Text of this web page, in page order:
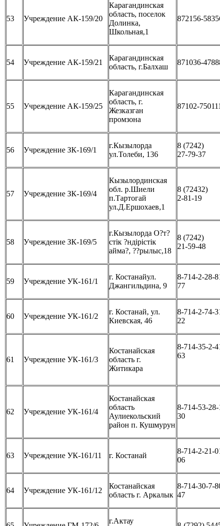
53 Учреждение АК-159/20
Карагандинская
область, поселок
Долинка,
Школьная,1
872156-
54 Учреждение АК-159/21
Карагандинская
область, г.Балхаш
871036-
55 Учреждение АК-159/25
Карагандинская
область, г.
Жезказган
промзона
87102-
56 Учреждение ЗК-169/1
г.Кызылорда
ул.Толеби, 136
8 (7242)
27-79-37
57 Учреждение ЗК-169/4
Кызылординская
обл. р.Шиели
п.Тартогай
ул.Д.Ершохаев,1
8 (72432)
2-81-19
58 Учреждение ЗК-169/5
г.Кызылорда О?т?
стік ?ндірістік
айма?, ??рылыс,18
8 (7242)
21-59-48
59 Учреждение УК-161/1
г. Костанайул.
Джангильдина, 9
8-714-2-28-
77
60 Учреждение УК-161/2
г. Костанай, ул.
Киевская, 46
8-714-2-74-
22
61 Учреждение УК-161/3
Костанайская
область г.
Житикара
8-714-35-2-
63
62 Учреждение УК-161/4
Костанайская
область
Аулиекольский
район п. Кушмурун
8-714-53-28-
30
63 Учреждение УК-161/11 г. Костанай
8-714-2-21-
06
64 Учреждение УК-161/12
Костанайская
область г. Аркалык
8-714-30-7-
47
г.Актау